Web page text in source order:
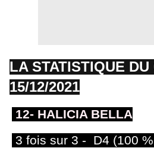
LA STATISTIQUE DU
15/12/2021
12- HALICIA BELLA
3 fois sur 3 - D4 (100